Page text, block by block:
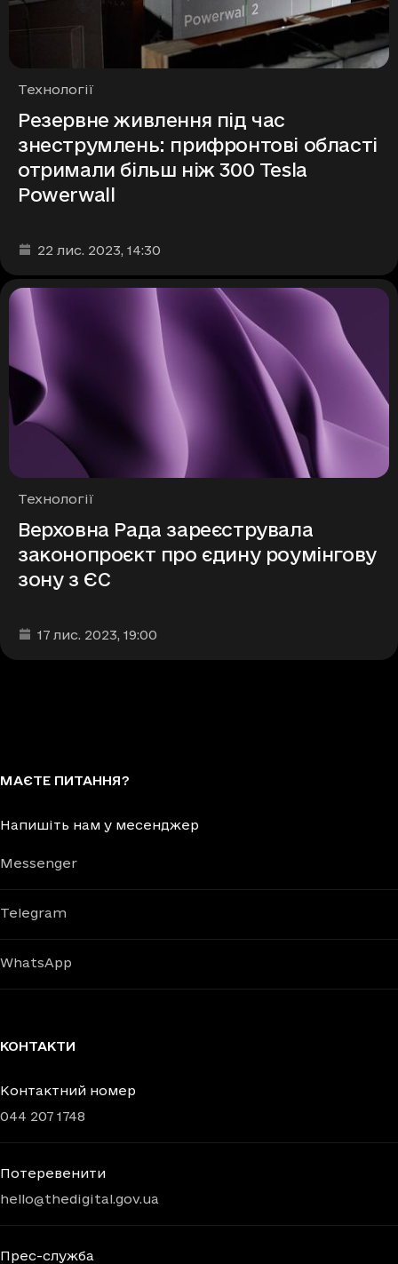
Рубрики
Технології
Резервне живлення під час
знеструмлень: прифронтові області
отримали більш ніж 300 Tesla
Powerwall
Дата та час публікації
22 лис. 2023, 14:30
Рубрики
Технології
Верховна Рада зареєструвала
законопроєкт про єдину роумінгову
зону з ЄС
Дата та час публікації
17 лис. 2023, 19:00
МАЄТЕ ПИТАННЯ?
Напишіть нам у месенджер
Messenger
Telegram
WhatsApp
КОНТАКТИ
Контактний номер
044 207 1748
Потеревенити
hello@thedigital.gov.ua
Прес-служба